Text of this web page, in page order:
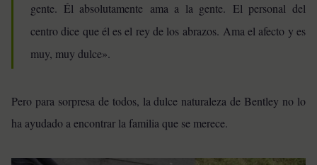
gente. Él absolutamente ama a la gente. El personal del
centro dice que él es el rey de los abrazos. Ama el afecto y es
muy, muy dulce».
Pero para sorpresa de todos, la dulce naturaleza de Bentley no lo
ha ayudado a encontrar la familia que se merece.